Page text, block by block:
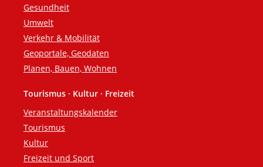
Gesundheit
Umwelt
Verkehr & Mobilität
Geoportale, Geodaten
Planen, Bauen, Wohnen
Tourismus · Kultur · Freizeit
Veranstaltungskalender
Tourismus
Kultur
Freizeit und Sport